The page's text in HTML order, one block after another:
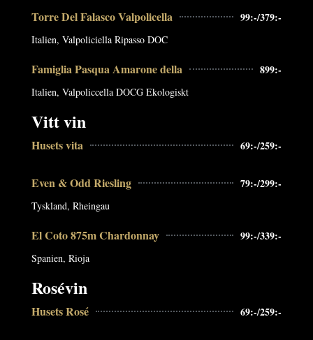
Torre Del Falasco Valpolicella 99:-/379:-
Italien, Valpoliciella Ripasso DOC
Famiglia Pasqua Amarone della 899:-
Italien, Valpoliccella DOCG Ekologiskt
Vitt vin
Husets vita 69:-/259:-
Even & Odd Riesling 79:-/299:-
Tyskland, Rheingau
El Coto 875m Chardonnay 99:-/339:-
Spanien, Rioja
Rosévin
Husets Rosé 69:-/259:-